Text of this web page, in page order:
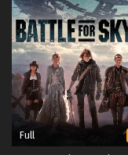
Full